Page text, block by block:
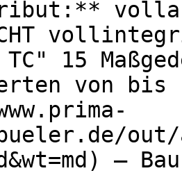
TC" 15
von
out/
—